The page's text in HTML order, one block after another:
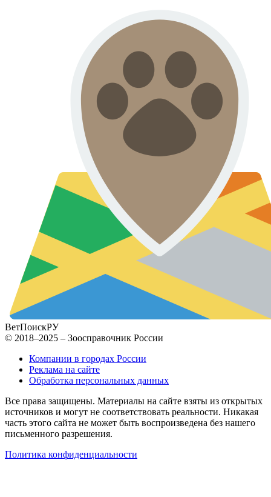
ВетПоискРУ
© 2018–2025 – Зоосправочник России
Компании в городах России
Реклама на сайте
Обработка персональных данных
Все права защищены. Материалы на сайте взяты из открытых
источников и могут не соответствовать реальности. Никакая
часть этого сайта не может быть воспроизведена без нашего
письменного разрешения.
Политика конфиденциальности